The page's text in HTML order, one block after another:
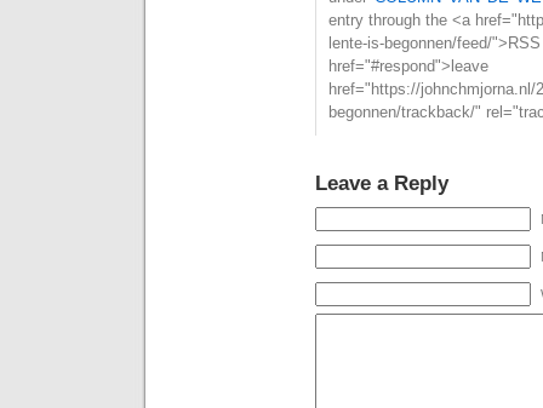
entry through the <a
lente-is-begonnen/
href="https://johnchmjorna.nl/
begonnen/trackback/"
Leave a Reply